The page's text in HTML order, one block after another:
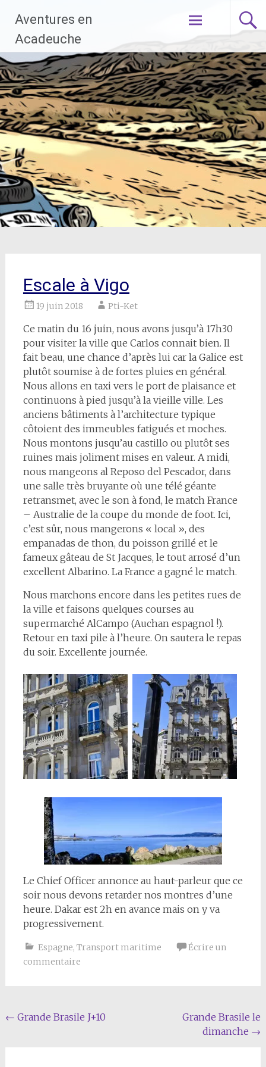
contenu
principal
Aventures en
Acadeuche
Escale à Vigo
19 juin 2018 Pti-Ket
Ce matin du 16 juin, nous avons jusqu’à 17h30
pour visiter la ville que Carlos connait bien. Il
fait beau, une chance d’après lui car la Galice est
plutôt soumise à de fortes pluies en général.
Nous allons en taxi vers le port de plaisance et
continuons à pied jusqu’à la vieille ville. Les
anciens bâtiments à l’architecture typique
côtoient des immeubles fatigués et moches.
Nous montons jusqu’au castillo ou plutôt ses
ruines mais joliment mises en valeur. A midi,
nous mangeons al Reposo del Pescador, dans
une salle très bruyante où une télé géante
retransmet, avec le son à fond, le match France
– Australie de la coupe du monde de foot. Ici,
c’est sûr, nous mangerons « local », des
empanadas de thon, du poisson grillé et le
fameux gâteau de St Jacques, le tout arrosé d’un
excellent Albarino. La France a gagné le match.
Nous marchons encore dans les petites rues de
la ville et faisons quelques courses au
supermarché AlCampo (Auchan espagnol !).
Retour en taxi pile à l’heure. On sautera le repas
du soir. Excellente journée.
Le Chief Officer annonce au haut-parleur que ce
soir nous devons retarder nos montres d’une
heure. Dakar est 2h en avance mais on y va
progressivement.
Espagne, Transport maritime
Écrire un
commentaire
Navigation
← Grande Brasile J+10
Grande Brasile le
dimanche →